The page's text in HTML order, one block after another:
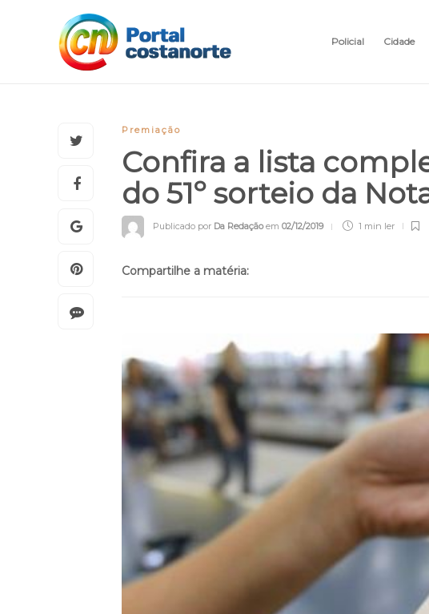
Policial Cidade
Premiação
Confira a lista
do 51º sorteio da
Publicado por Da Redaçãoem 02/12/2019 1 min ler
Compartilhe a matéria: